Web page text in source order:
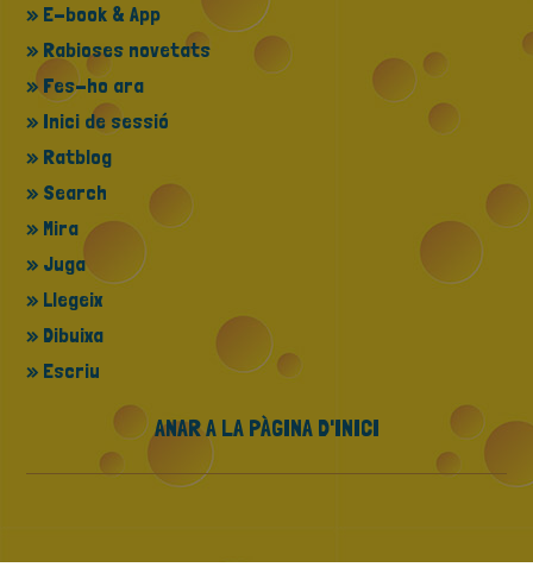
» E-book & App
» Rabioses novetats
» Fes-ho ara
» Inici de sessió
» Ratblog
» Search
» Mira
» Juga
» Llegeix
» Dibuixa
» Escriu
ANAR A LA PÀGINA D'INICI